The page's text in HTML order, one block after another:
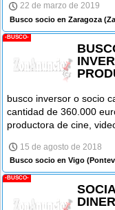
22 de marzo de 2019
Busco socio en Zaragoza
-BUSCO-
busco inversor o socio
cantidad de 360.000
productora de cine,
15 de agosto de 2018
Busco socio en Vigo
-BUSCO-